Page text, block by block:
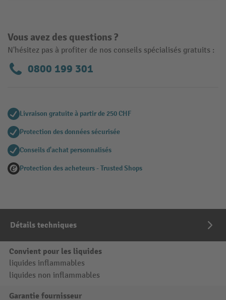
Vous avez des questions ?
N'hésitez pas à profiter de nos conseils spécialisés gratuits :
0800 199 301
Livraison gratuite à partir de 250 CHF
Protection des données sécurisée
Conseils d'achat personnalisés
Protection des acheteurs - Trusted Shops
Détails techniques
Convient pour les liquides
liquides inflammables
liquides non inflammables
Garantie fournisseur